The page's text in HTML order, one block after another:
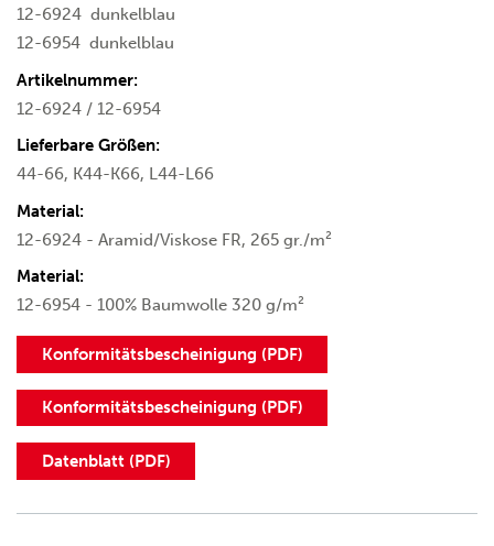
12-6924 dunkelblau
12-6954 dunkelblau
Artikelnummer:
12-6924 / 12-6954
Lieferbare Größen:
44-66, K44-K66, L44-L66
Material:
12-6924 - Aramid/Viskose FR, 265 gr./m²
Material:
12-6954 - 100% Baumwolle 320 g/m²
Konformitätsbescheinigung (PDF)
Konformitätsbescheinigung (PDF)
Datenblatt (PDF)